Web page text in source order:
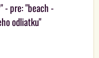
- pre: "beach -
odliatku"